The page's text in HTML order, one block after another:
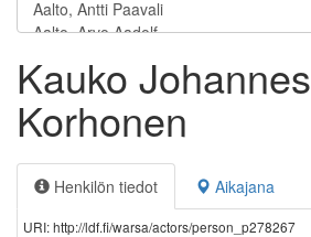
Kauko Johannes
Korhonen
Henkilön tiedot Aikajana
URI: http://ldf.fi/warsa/actors/person_p278267